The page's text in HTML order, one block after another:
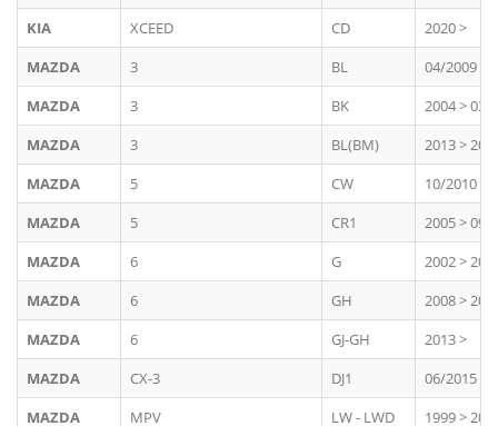
KIA
XCEED CD
2020 >
MAZDA
3 BL
04/2009 >
MAZDA
3 BK
2004 > 03/
MAZDA
3 BL(BM)
2013 >
MAZDA
5 CW
10/2010 >
MAZDA
5 CR1
2005 > 09/
MAZDA
6 G
2002 >
MAZDA
6 GH
2008 >
MAZDA
6 GJ-GH
2013 >
MAZDA
CX-3 DJ1
06/2015 >
MAZDA
MPV LW - LWD 1999 >